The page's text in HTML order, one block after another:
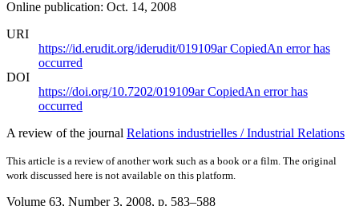
Online publication: Oct. 14, 2008
URI
https://id.erudit.org/iderudit/019109arCopiedAn error has
occurred
DOI
https://doi.org/10.7202/019109arCopiedAn error has
occurred
A review of the journal Relations industrielles / Industrial Relations
This article is a review of another work such as a book or a film. The original
work discussed here is not available on this platform.
Volume 63, Number 3, 2008, p. 583–588